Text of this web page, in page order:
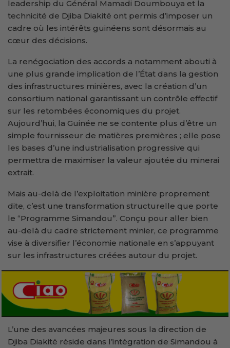
leadership du Général Mamadi Doumbouya et la
technicité de Djiba Diakité ont permis d’imposer un
cadre où les intérêts guinéens sont désormais au
cœur des décisions.
La renégociation des accords a notamment abouti à
une plus grande implication de l’État dans la gestion
des infrastructures minières, avec la création d’un
consortium national garantissant un contrôle effectif
sur les retombées économiques du projet.
Aujourd’hui, la Guinée ne se contente plus d’être un
simple fournisseur de matières premières ; elle pose
les bases d’une industrialisation progressive qui
permettra de maximiser la valeur ajoutée du minerai
extrait.
Mais au-delà de l’exploitation minière proprement
dite, c’est une transformation structurelle que porte
le “Programme Simandou”. Conçu pour aller bien
au-delà du cadre strictement minier, ce programme
vise à diversifier l’économie nationale en s’appuyant
sur les infrastructures créées autour du projet.
L’une des avancées majeures sous la direction de
Djiba Diakité réside dans l’intégration de Simandou à